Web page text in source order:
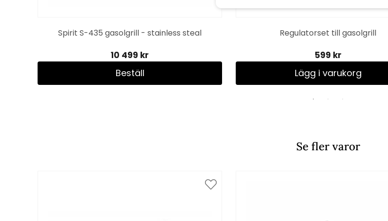
Spirit S-435 gasolgrill - stainless steal
10 499 kr
Beställ
Regulatorset till gasolgrill
599 kr
Lägg i varukorg
Se fler varor